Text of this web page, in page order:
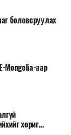
ажиллагаанд
боловсруулах
Mongolia-аар
хориг...